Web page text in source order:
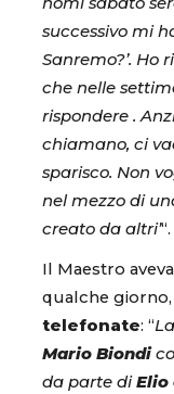
successivo mi
Sanremo?’. Ho
che nelle
rispondere .
chiamano, ci
sparisco. Non
nel mezzo di
creato da altri’“.
Il Maestro
qualche giorno,
telefonate: “
Mario Biondi
da parte diElio